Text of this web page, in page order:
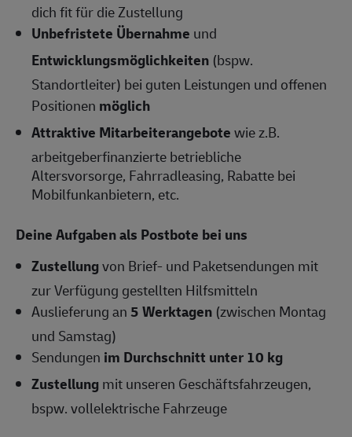
dich fit für die Zustellung
Unbefristete Übernahme und
Entwicklungsmöglichkeiten (bspw.
Standortleiter) bei guten Leistungen und offenen
Positionen möglich
Attraktive Mitarbeiterangebotewie z.B.
arbeitgeberfinanzierte betriebliche
Altersvorsorge, Fahrradleasing, Rabatte bei
Mobilfunkanbietern, etc.
Deine Aufgaben als Postbote bei uns
Zustellungvon Brief- und Paketsendungen mit
zur Verfügung gestellten Hilfsmitteln
Auslieferung an5 Werktagen (zwischen Montag
und Samstag)
Sendungen im Durchschnitt unter 10 kg
Zustellungmit unseren Geschäftsfahrzeugen,
bspw. vollelektrische Fahrzeuge